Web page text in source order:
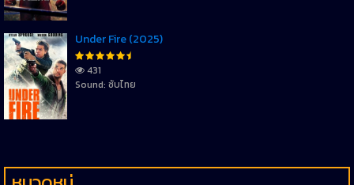
Under Fire (2025)
431
Sound: ซับไทย